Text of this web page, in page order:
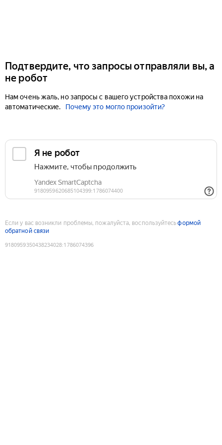
Подтвердите, что запросы отправляли вы, а
не робот
Нам очень жаль, но запросы с вашего устройства похожи на
автоматические.
Почему это могло произойти?
Если у вас возникли проблемы, пожалуйста, воспользуйтесьформой
обратной связи
9180959350438234028:1786074396